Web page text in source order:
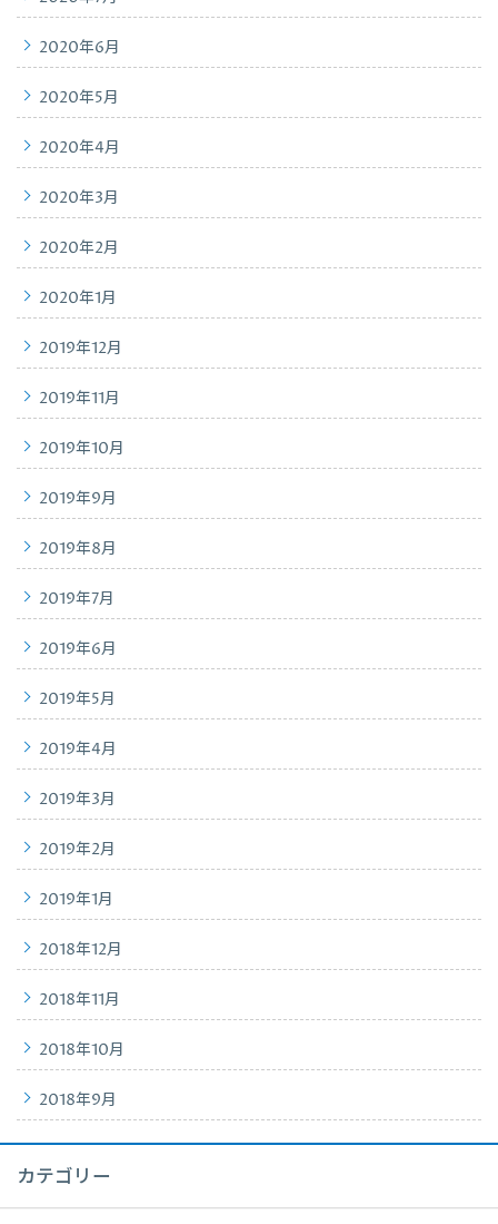
2020年6月
2020年5月
2020年4月
2020年3月
2020年2月
2020年1月
2019年12月
2019年11月
2019年10月
2019年9月
2019年8月
2019年7月
2019年6月
2019年5月
2019年4月
2019年3月
2019年2月
2019年1月
2018年12月
2018年11月
2018年10月
2018年9月
カテゴリー